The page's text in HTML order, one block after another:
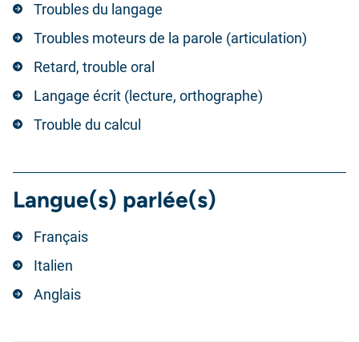
Troubles du langage
Troubles moteurs de la parole (articulation)
Retard, trouble oral
Langage écrit (lecture, orthographe)
Trouble du calcul
Langue(s) parlée(s)
Français
Italien
Anglais